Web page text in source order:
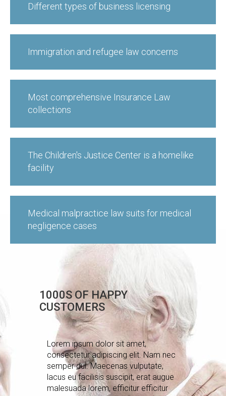
Different types of business licensing
Immigration and refugee law concerns
Most comprehensive Insurance Law
collections
The Children's Justice Center is a homelike
facility
Medical malpractice law suits for medical
negligence cases
1000S OF HAPPY
CUSTOMERS
Lorem ipsum dolor sit amet,
consectetur adipiscing elit. Nam nec
semper dui. Maecenas vulputate,
lacus eu facilisis suscipit, erat augue
malesuada lorem, efficitur efficitur